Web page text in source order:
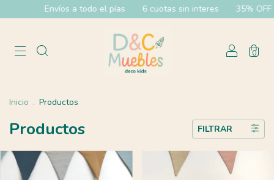
a todo el pías 6 cuotas sin interes 35% OFF efectivo y 20%
0
Inicio . Productos
Productos FILTRAR